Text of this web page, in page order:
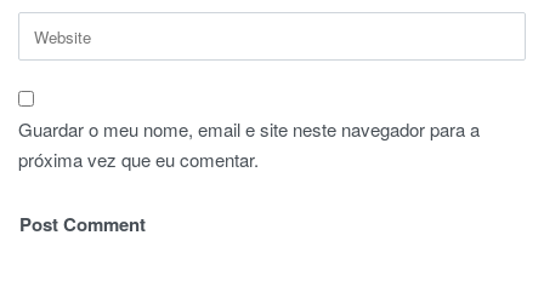
Guardar o meu nome, email e site neste navegador para a
próxima vez que eu comentar.